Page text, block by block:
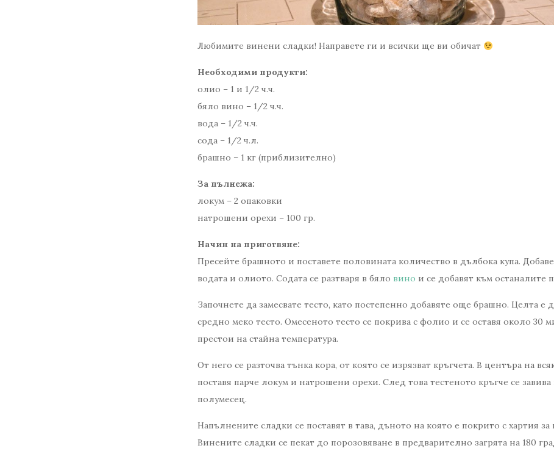
Любимите винени сладки! Направете ги и всички ще ви обичат
Необходими продукти:
олио – 1 и 1/2 ч.ч.
бяло вино – 1/2 ч.ч.
вода – 1/2 ч.ч.
сода – 1/2 ч.л.
брашно – 1 кг (приблизително)
За пълнежа:
локум – 2 опаковки
натрошени орехи – 100 гр.
Начин на приготвяне:
Пресейте брашното и поставете половината количество в дълбока купа.
водата и олиото. Содата се разтваря в бяло вино и се добавят към останалите
Започнете да замесвате тесто, като постепенно добавяте още брашно. Целта е
средно меко тесто. Омесеното тесто се покрива с фолио и се оставя около 30
престои на стайна температура.
От него се разточва тънка кора, от която се изрязват кръгчета. В центъра на
поставя парче локум и натрошени орехи. След това тестеното кръгче се завива
полумесец.
Напълнените сладки се поставят в тава, дъното на която е покрито с хартия за
Винените сладки се пекат до порозовяване в предварително загрята на 180